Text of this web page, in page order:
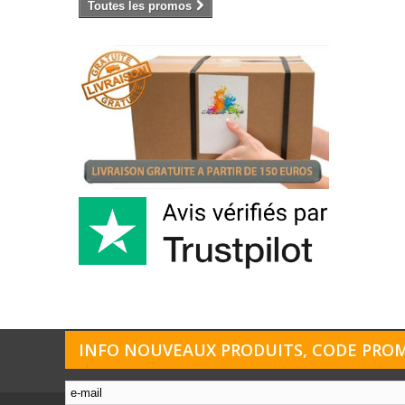
Toutes les promos
INFO NOUVEAUX PRODUITS, CODE